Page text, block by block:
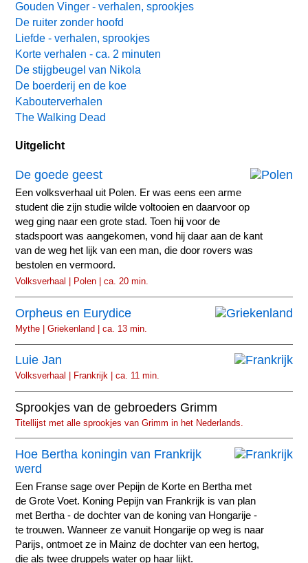
Gouden Vinger - verhalen, sprookjes
De ruiter zonder hoofd
Liefde - verhalen, sprookjes
Korte verhalen - ca. 2 minuten
De stijgbeugel van Nikola
De boerderij en de koe
Kabouterverhalen
The Walking Dead
Uitgelicht
De goede geest
Een volksverhaal uit Polen. Er was eens een arme
student die zijn studie wilde voltooien en daarvoor op
weg ging naar een grote stad. Toen hij voor de
stadspoort was aangekomen, vond hij daar aan de kant
van de weg het lijk van een man, die door rovers was
bestolen en vermoord.
Volksverhaal | Polen | ca. 20 min.
Orpheus en Eurydice
Mythe | Griekenland | ca. 13 min.
Luie Jan
Volksverhaal | Frankrijk | ca. 11 min.
Sprookjes van de gebroeders Grimm
Titellijst met alle sprookjes van Grimm in het Nederlands.
Hoe Bertha koningin van Frankrijk
werd
Een Franse sage over Pepijn de Korte en Bertha met
de Grote Voet. Koning Pepijn van Frankrijk is van plan
met Bertha - de dochter van de koning van Hongarije -
te trouwen. Wanneer ze vanuit Hongarije op weg is naar
Parijs, ontmoet ze in Mainz de dochter van een hertog,
die als twee druppels water op haar lijkt.